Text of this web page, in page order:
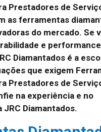
Prestadores de
as ferramentas
do mercado. Se
e
Diamantados é a
que exigem
Prestadores de
na experiência e no
Diamantados.